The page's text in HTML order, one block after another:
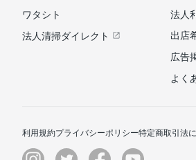
ワタシト
法人清掃ダイレクト
法人
出店
広告
よく
利用規約プライバシーポリシー特定商取引法